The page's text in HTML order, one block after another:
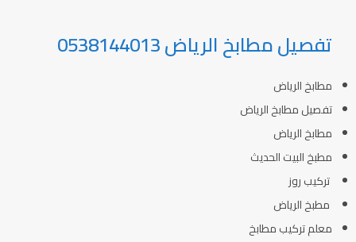
تفصيل مطابخ الرياض 0538144013
مطابخ الرياض
تفصيل مطابخ الرياض
مطابخ الرياض
مطبخ البيت الحديث
تركيب روز
مطبخ الرياض
معلم تركيب مطابخ